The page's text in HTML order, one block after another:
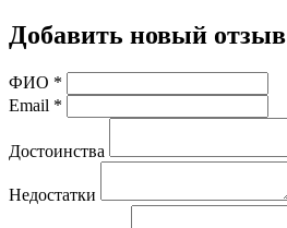
Добавить новый отзыв
ФИО *
Email *
Достоинства
Недостатки